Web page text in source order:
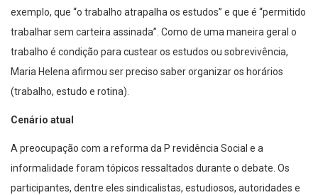
exemplo, que “o trabalho atrapalha os estudos” e que é “permitido
trabalhar sem carteira assinada”. Como de uma maneira geral o
trabalho é condição para custear os estudos ou sobrevivência,
Maria Helena afirmou ser preciso saber organizar os horários
(trabalho, estudo e rotina).
Cenário atual
A preocupação com a reforma da P revidência Social e a
informalidade foram tópicos ressaltados durante o debate. Os
participantes, dentre eles sindicalistas, estudiosos, autoridades e